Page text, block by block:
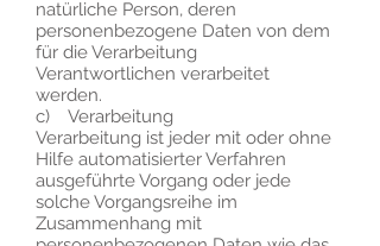
natürliche Person, deren
personenbezogene Daten von dem
für die Verarbeitung
Verantwortlichen verarbeitet
werden.
c) Verarbeitung
Verarbeitung ist jeder mit oder ohne
Hilfe automatisierter Verfahren
ausgeführte Vorgang oder jede
solche Vorgangsreihe im
Zusammenhang mit